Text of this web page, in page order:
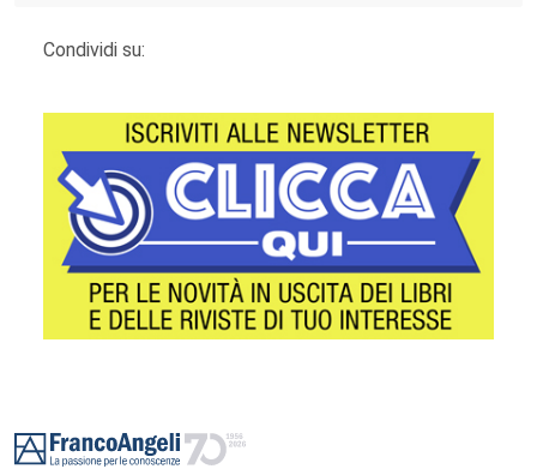
Condividi su: